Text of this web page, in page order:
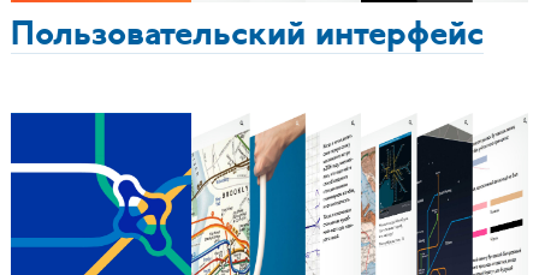
Пользовательский интерфейс